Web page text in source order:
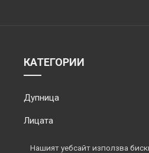
Нашият уебсайт използва
КАТЕГОРИИ
Дупница
Лицата
Обектив